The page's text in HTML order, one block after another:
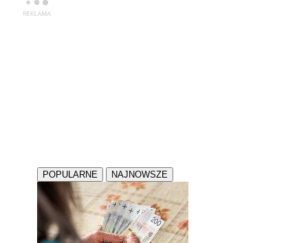
POPULARNE NAJNOWSZE